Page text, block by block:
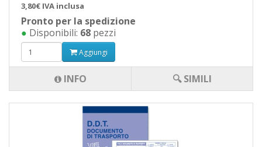
3,80€ IVA inclusa
Pronto per la spedizione
● Disponibili: 68 pezzi
Aggiungi
INFO 🔍 SIMILI